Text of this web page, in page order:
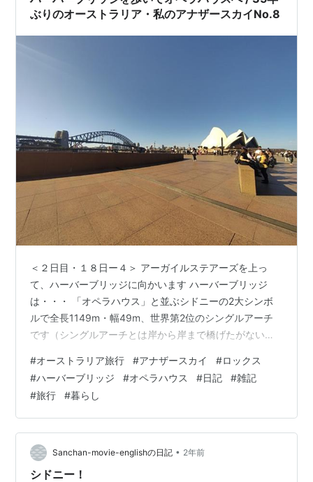
ぶりのオーストラリア・私のアナザースカイNo.8
＜２日目・１８日ー４＞ アーガイルステアーズを上っ
て、ハーバーブリッジに向かいます ハーバーブリッジ
は・・・ 「オペラハウス」と並ぶシドニーの2大シンボ
ルで全長1149m・幅49m、世界第2位のシングルアーチ
です（シングルアーチとは岸から岸まで橋げたがない
「ブリッジ・クライム」は、ツアーに申し込む必要があ
り、高所恐怖症の私たちにはとんでもないことなので、
道路部分を歩くことにしました・・・記念にね ハーバー
ブリッジ向かう階段を上り、歩道を歩いてます 歩道へ向
かう途中エレベーターがありました せめて橋の中央辺り
まで歩きたかったのですが、もうここで十…
#オーストラリア旅行 #アナザースカイ #ロックス
#ハーバーブリッジ #オペラハウス #日記 #雑記
#旅行 #暮らし
Sanchan-movie-englishの日記 • 2年前
シドニー！